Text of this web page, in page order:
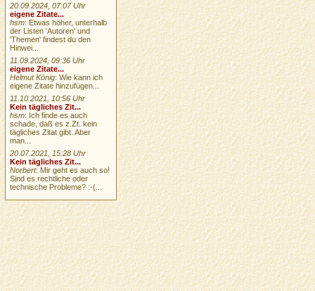
20.09.2024, 07:07 Uhr
eigene Zitate...
hsm: Etwas höher, unterhalb
der Listen 'Autoren' und
'Themen' findest du den
Hinwei...
11.09.2024, 09:36 Uhr
eigene Zitate...
Helmut König: Wie kann ich
eigene Zitate hinzufügen...
11.10.2021, 10:56 Uhr
Kein tägliches Zit...
hsm: Ich finde es auch
schade, daß es z.Zt. kein
tägliches Zitat gibt. Aber
man...
20.07.2021, 15:28 Uhr
Kein tägliches Zit...
Norbert: Mir geht es auch so!
Sind es rechtliche oder
technische Probleme? :-(...